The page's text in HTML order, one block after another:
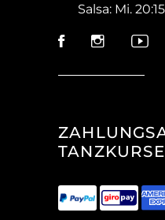
Salsa: Mi.
TANZKURSE